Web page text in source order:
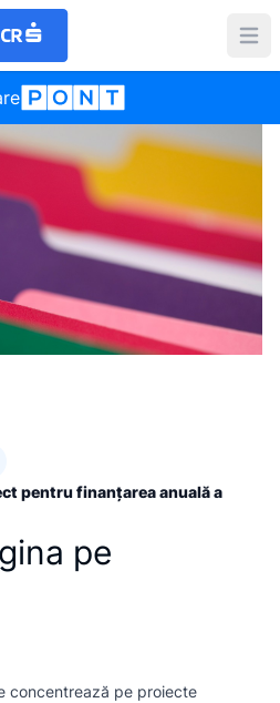
pentru finanțarea anuală a
pe
concentrează pe proiecte